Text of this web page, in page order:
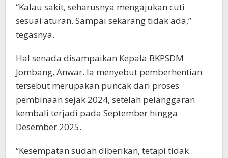
“Kalau sakit, seharusnya mengajukan cuti
sesuai aturan. Sampai sekarang tidak ada,”
tegasnya.
Hal senada disampaikan Kepala BKPSDM
Jombang, Anwar. Ia menyebut pemberhentian
tersebut merupakan puncak dari proses
pembinaan sejak 2024, setelah pelanggaran
kembali terjadi pada September hingga
Desember 2025.
“Kesempatan sudah diberikan, tetapi tidak